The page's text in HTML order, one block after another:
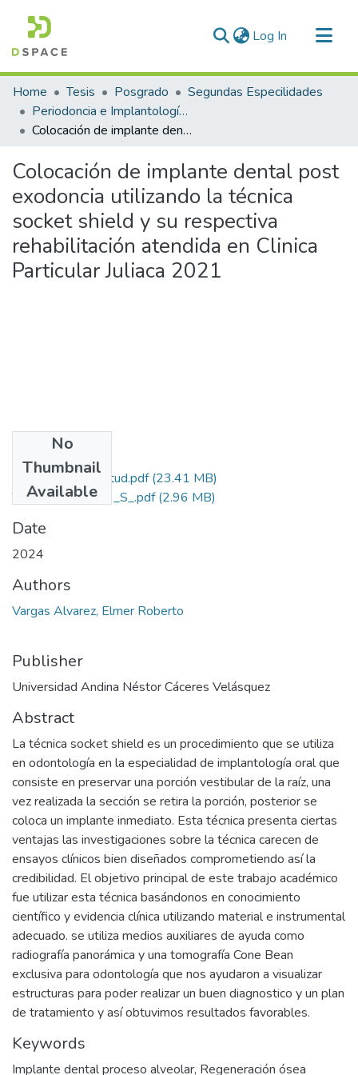
Log In (current)
Communities & Collections
All of DSpace
Statistics
Home Tesis Posgrado
Segundas Especilidades
Periodoncia e Implantología Oral
Colocación de implante dental post exodoncia utilizando la técnica socket shield y su respectiva rehabilitación atendida en Clinica Particular Juliaca 2021
Colocación de implante dental post
exodoncia utilizando la técnica
socket shield y su respectiva
rehabilitación atendida en Clinica
Particular Juliaca 2021
No
Thumbnail
Available
Grado de Similitud.pdf(23.41 MB)
T036_02370779_S_.pdf(2.96 MB)
Date
2024
Authors
Vargas Alvarez, Elmer Roberto
Publisher
Universidad Andina Néstor Cáceres Velásquez
Abstract
La técnica socket shield es un procedimiento que se utiliza
en odontología en la especialidad de implantología oral que
consiste en preservar una porción vestibular de la raíz, una
vez realizada la sección se retira la porción, posterior se
coloca un implante inmediato. Esta técnica presenta ciertas
ventajas las investigaciones sobre la técnica carecen de
ensayos clínicos bien diseñados comprometiendo así la
credibilidad. El objetivo principal de este trabajo académico
fue utilizar esta técnica basándonos en conocimiento
científico y evidencia clínica utilizando material e instrumental
adecuado. se utiliza medios auxiliares de ayuda como
radiografía panorámica y una tomografía Cone Bean
exclusiva para odontología que nos ayudaron a visualizar
estructuras para poder realizar un buen diagnostico y un plan
de tratamiento y así obtuvimos resultados favorables.
Keywords
Implante dental proceso alveolar, Regeneración ósea